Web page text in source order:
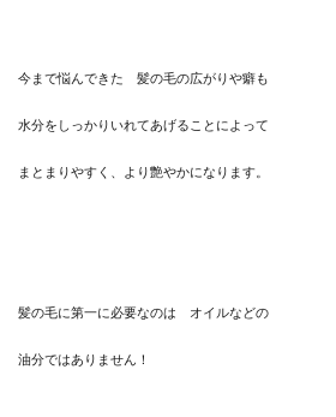
今まで悩んできた 髪の毛の広がりや癖も
水分をしっかりいれてあげることによって
まとまりやすく、より艶やかになります。
髪の毛に第一に必要なのは オイルなどの
油分ではありません！